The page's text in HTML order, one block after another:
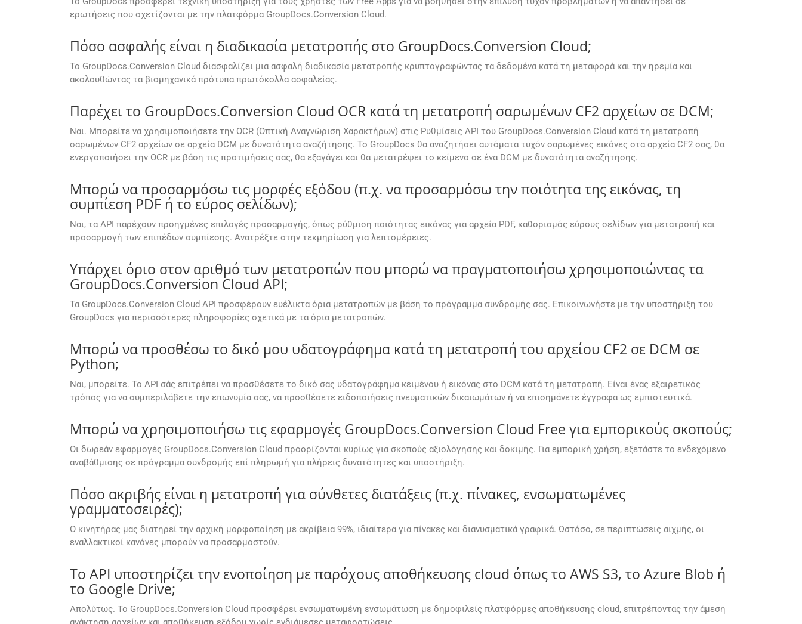
ερωτήσεις που σχετίζονται με την πλατφόρμα GroupDocs.Conversion Cloud.
Πόσο ασφαλής είναι η διαδικασία μετατροπής στο GroupDocs.Conversion Cloud;
Το GroupDocs.Conversion Cloud διασφαλίζει μια ασφαλή διαδικασία μετατροπής κρυπτογραφώντας τα δεδομένα κατά τη μεταφορά και την ηρεμία και
ακολουθώντας τα βιομηχανικά πρότυπα πρωτόκολλα ασφαλείας.
Παρέχει το GroupDocs.Conversion Cloud OCR κατά τη μετατροπή σαρωμένων CF2 αρχείων σε DCM;
Ναι. Μπορείτε να χρησιμοποιήσετε την OCR (Οπτική Αναγνώριση Χαρακτήρων) στις Ρυθμίσεις API του GroupDocs.Conversion Cloud κατά τη μετατροπή
σαρωμένων CF2 αρχείων σε αρχεία DCM με δυνατότητα αναζήτησης. Το GroupDocs θα αναζητήσει αυτόματα τυχόν σαρωμένες εικόνες στα αρχεία CF2 σας, θα
ενεργοποιήσει την OCR με βάση τις προτιμήσεις σας, θα εξαγάγει και θα μετατρέψει το κείμενο σε ένα DCM με δυνατότητα αναζήτησης.
Μπορώ να προσαρμόσω τις μορφές εξόδου (π.χ. να προσαρμόσω την ποιότητα της εικόνας, τη
συμπίεση PDF ή το εύρος σελίδων);
Ναι, τα API παρέχουν προηγμένες επιλογές προσαρμογής, όπως ρύθμιση ποιότητας εικόνας για αρχεία PDF, καθορισμός εύρους σελίδων για μετατροπή και
προσαρμογή των επιπέδων συμπίεσης. Ανατρέξτε στην τεκμηρίωση για λεπτομέρειες.
Υπάρχει όριο στον αριθμό των μετατροπών που μπορώ να πραγματοποιήσω χρησιμοποιώντας τα
GroupDocs.Conversion Cloud API;
Τα GroupDocs.Conversion Cloud API προσφέρουν ευέλικτα όρια μετατροπών με βάση το πρόγραμμα συνδρομής σας. Επικοινωνήστε με την υποστήριξη του
GroupDocs για περισσότερες πληροφορίες σχετικά με τα όρια μετατροπών.
Μπορώ να προσθέσω το δικό μου υδατογράφημα κατά τη μετατροπή του αρχείου CF2 σε DCM σε
Python;
Ναι, μπορείτε. Το API σάς επιτρέπει να προσθέσετε το δικό σας υδατογράφημα κειμένου ή εικόνας στο DCM κατά τη μετατροπή. Είναι ένας εξαιρετικός
τρόπος για να συμπεριλάβετε την επωνυμία σας, να προσθέσετε ειδοποιήσεις πνευματικών δικαιωμάτων ή να επισημάνετε έγγραφα ως εμπιστευτικά.
Μπορώ να χρησιμοποιήσω τις εφαρμογές GroupDocs.Conversion Cloud Free για εμπορικούς σκοπούς;
Οι δωρεάν εφαρμογές GroupDocs.Conversion Cloud προορίζονται κυρίως για σκοπούς αξιολόγησης και δοκιμής. Για εμπορική χρήση, εξετάστε το ενδεχόμενο
αναβάθμισης σε πρόγραμμα συνδρομής επί πληρωμή για πλήρεις δυνατότητες και υποστήριξη.
Πόσο ακριβής είναι η μετατροπή για σύνθετες διατάξεις (π.χ. πίνακες, ενσωματωμένες
γραμματοσειρές);
Ο κινητήρας μας διατηρεί την αρχική μορφοποίηση με ακρίβεια 99%, ιδιαίτερα για πίνακες και διανυσματικά γραφικά. Ωστόσο, σε περιπτώσεις αιχμής, οι
εναλλακτικοί κανόνες μπορούν να προσαρμοστούν.
Το API υποστηρίζει την ενοποίηση με παρόχους αποθήκευσης cloud όπως το AWS S3, το Azure Blob ή
το Google Drive;
Απολύτως. Το GroupDocs.Conversion Cloud προσφέρει ενσωματωμένη ενσωμάτωση με δημοφιλείς πλατφόρμες αποθήκευσης cloud, επιτρέποντας την άμεση